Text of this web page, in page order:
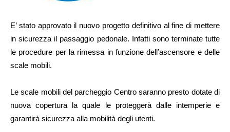
E’ stato approvato il nuovo progetto definitivo al fine di mettere
in sicurezza il passaggio pedonale. Infatti sono terminate tutte
le procedure per la rimessa in funzione dell’ascensore e delle
scale mobili.
Le scale mobili del parcheggio Centro saranno presto dotate di
nuova copertura la quale le proteggerà dalle intemperie e
garantirà sicurezza alla mobilità degli utenti.